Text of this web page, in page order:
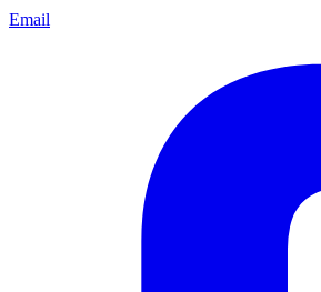
Email